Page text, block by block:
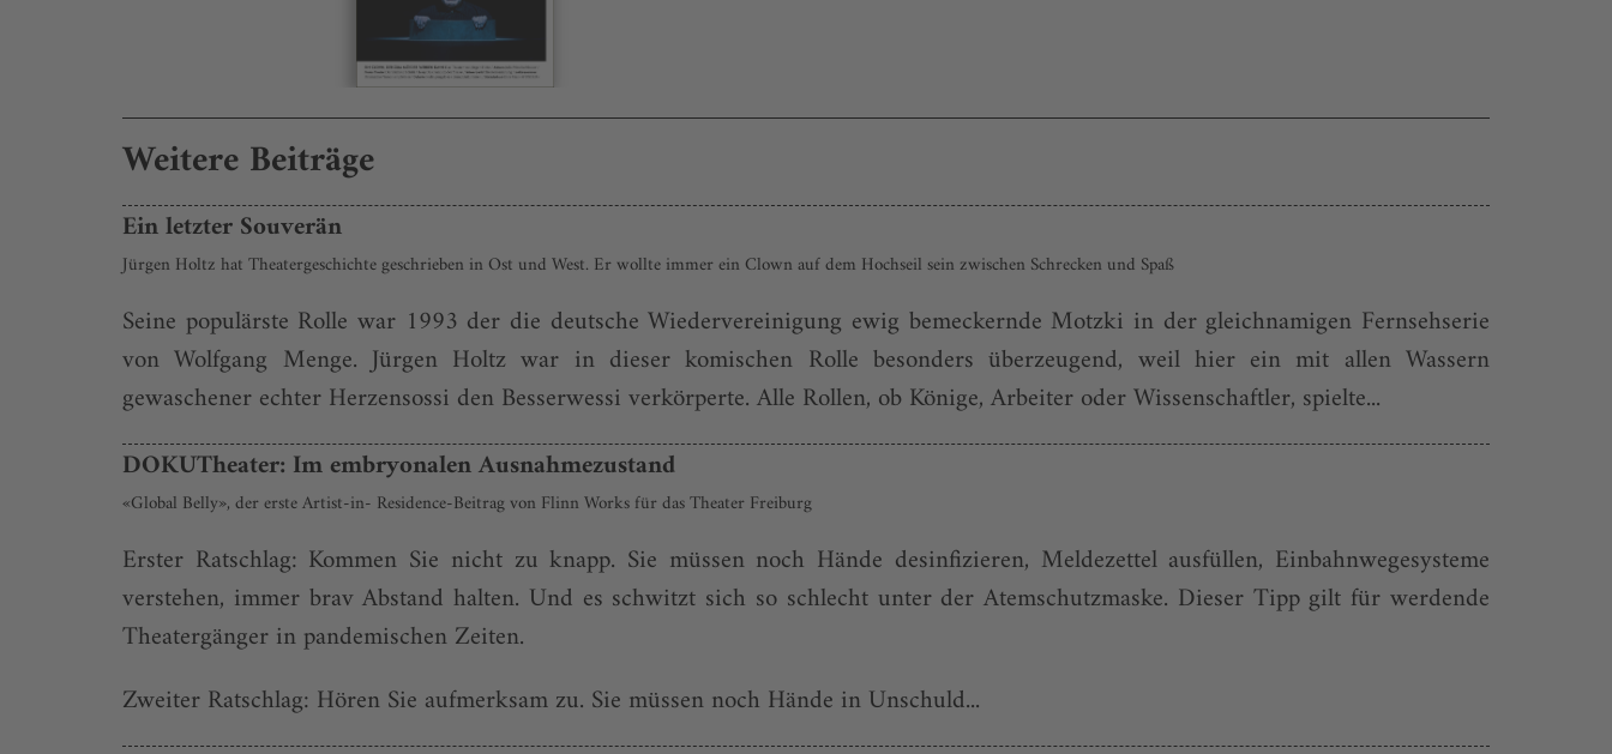
Weitere Beiträge
Ein letzter Souverän
Jürgen Holtz hat Theatergeschichte geschrieben in Ost und West. Er wollte immer ein Clown auf dem Hochseil sein zwischen Schrecken und Spaß
Seine populärste Rolle war 1993 der die deutsche Wiedervereinigung ewig bemeckernde Motzki in der gleichnamigen Fernsehserie
von Wolfgang Menge. Jürgen Holtz war in dieser komischen Rolle besonders überzeugend, weil hier ein mit allen Wassern
gewaschener echter Herzensossi den Besserwessi verkörperte. Alle Rollen, ob Könige, Arbeiter oder Wissenschaftler, spielte...
DOKUTheater: Im embryonalen Ausnahmezustand
«Global Belly», der erste Artist-in- Residence-Beitrag von Flinn Works für das Theater Freiburg
Erster Ratschlag: Kommen Sie nicht zu knapp. Sie müssen noch Hände desinfizieren, Meldezettel ausfüllen, Einbahnwegesysteme
verstehen, immer brav Abstand halten. Und es schwitzt sich so schlecht unter der Atemschutzmaske. Dieser Tipp gilt für werdende
Theatergänger in pandemischen Zeiten.
Zweiter Ratschlag: Hören Sie aufmerksam zu. Sie müssen noch Hände in Unschuld...